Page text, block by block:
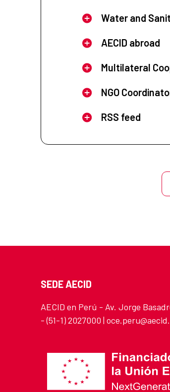
Water and
AECID abroad
Multilateral
NGO
RSS feed
SEDE AECID
AECID en Perú - Av. Jorge
- (51-1) 2027000 |